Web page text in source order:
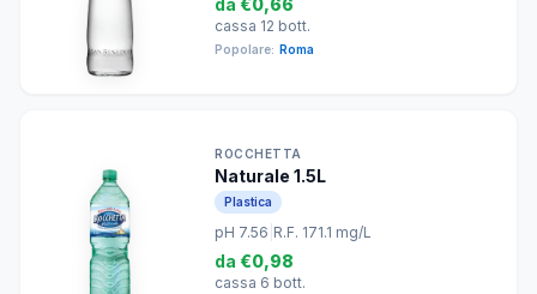
da €0,66
cassa 12 bott.
Popolare: Roma
ROCCHETTA
Naturale 1.5L
Plastica
pH 7.56 R.F. 171.1 mg/L
da €0,98
cassa 6 bott.